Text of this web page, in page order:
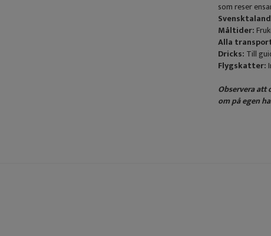
som reser
Måltider:
Alla
Dricks: Till
Flygskatter:
Observera att
om på egen